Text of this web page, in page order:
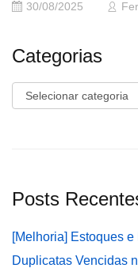
30/08/2025
Categorias
Categorias
Posts
[Melhoria] Estoques
Duplicatas Vencidas